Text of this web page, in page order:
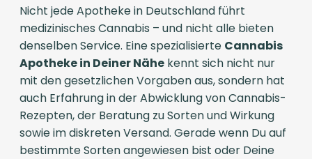
Nicht jede Apotheke in Deutschland führt
medizinisches Cannabis – und nicht alle bieten
denselben Service. Eine spezialisierte Cannabis
Apotheke in Deiner Nähe kennt sich nicht nur
mit den gesetzlichen Vorgaben aus, sondern hat
auch Erfahrung in der Abwicklung von Cannabis-
Rezepten, der Beratung zu Sorten und Wirkung
sowie im diskreten Versand. Gerade wenn Du auf
bestimmte Sorten angewiesen bist oder Deine